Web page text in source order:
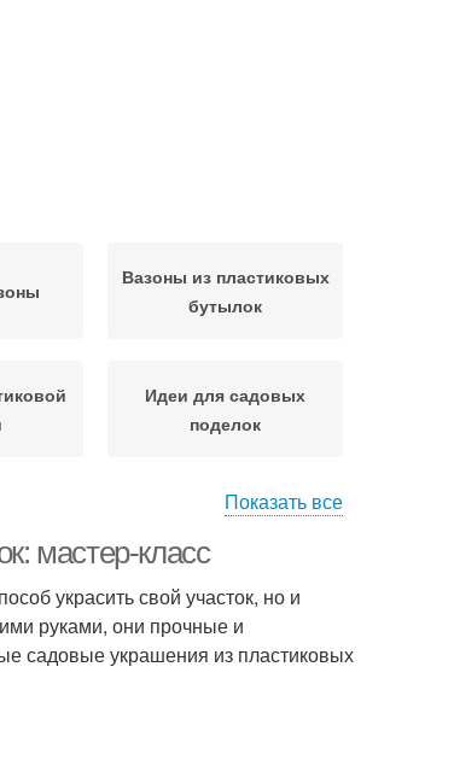
Вазоны из пластиковых
бутылок
Идеи для садовых
поделок
Показать все
мастер-класс
украсить свой участок, но и
руками, они прочные и
садовые украшения из пластиковых